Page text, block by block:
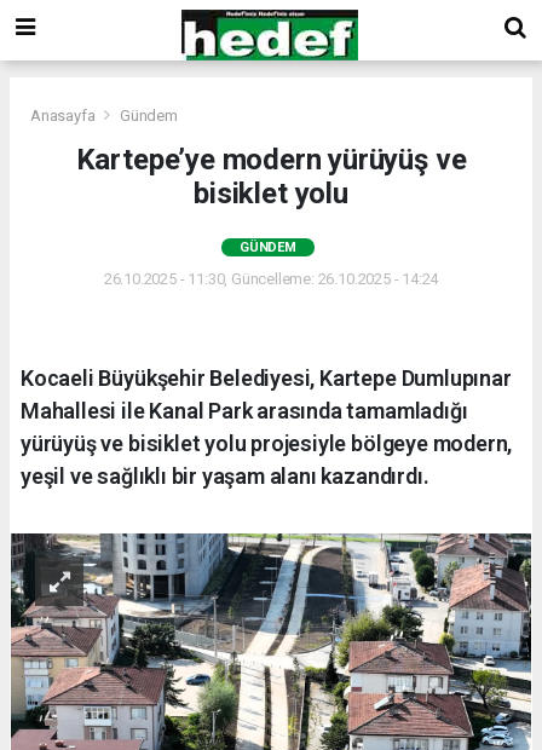
Anasayfa Gündem
Kartepe’ye modern yürüyüş ve
bisiklet yolu
GÜNDEM
26.10.2025 - 11:30, Güncelleme: 26.10.2025 - 14:24
Kocaeli Büyükşehir Belediyesi, Kartepe Dumlupınar
Mahallesi ile Kanal Park arasında tamamladığı
yürüyüş ve bisiklet yolu projesiyle bölgeye modern,
yeşil ve sağlıklı bir yaşam alanı kazandırdı.